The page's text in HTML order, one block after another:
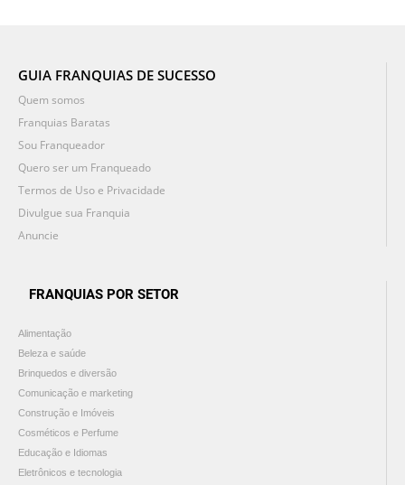
GUIA FRANQUIAS DE SUCESSO
Quem somos
Franquias Baratas
Sou Franqueador
Quero ser um Franqueado
Termos de Uso e Privacidade
Divulgue sua Franquia
Anuncie
FRANQUIAS POR SETOR
Alimentação
Beleza e saúde
Brinquedos e diversão
Comunicação e marketing
Construção e Imóveis
Cosméticos e Perfume
Educação e Idiomas
Eletrônicos e tecnologia